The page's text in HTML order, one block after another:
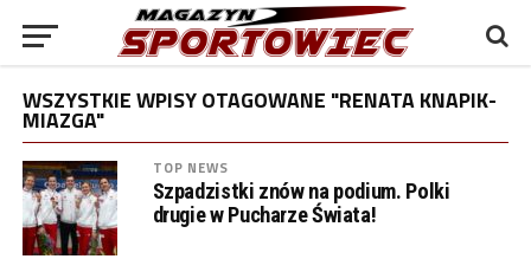
WSZYSTKIE WPISY OTAGOWANE "RENATA KNAPIK-
MIAZGA"
TOP NEWS
Szpadzistki znów na podium. Polki
drugie w Pucharze Świata!